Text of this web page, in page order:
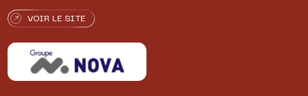
VOIR LE SITE